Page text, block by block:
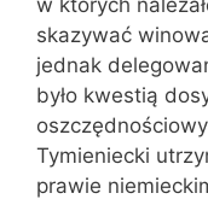
skazywać
jednak
było kwestią
Tymieniecki
prawie